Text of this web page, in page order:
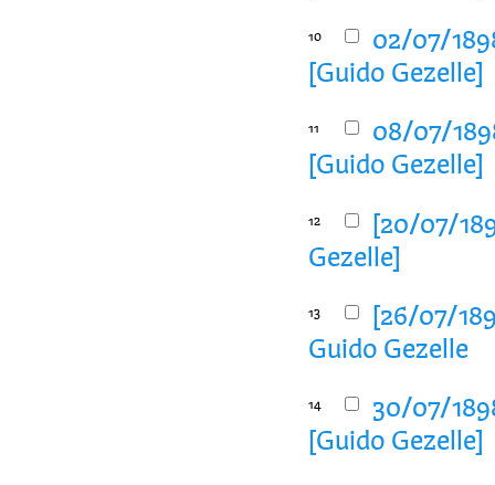
10
02/07/
[Guido Gezelle]
11
08/07/
[Guido Gezelle]
12
[20/07/
Gezelle]
13
[26/07/
Guido Gezelle
14
30/07/
[Guido Gezelle]